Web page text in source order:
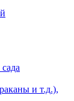
и т.д.),